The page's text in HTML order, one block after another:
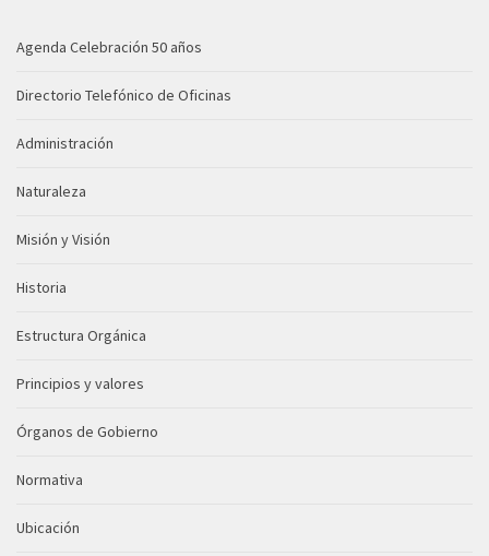
Agenda Celebración 50 años
Directorio Telefónico de Oficinas
Administración
Naturaleza
Misión y Visión
Historia
Estructura Orgánica
Principios y valores
Órganos de Gobierno
Normativa
Ubicación